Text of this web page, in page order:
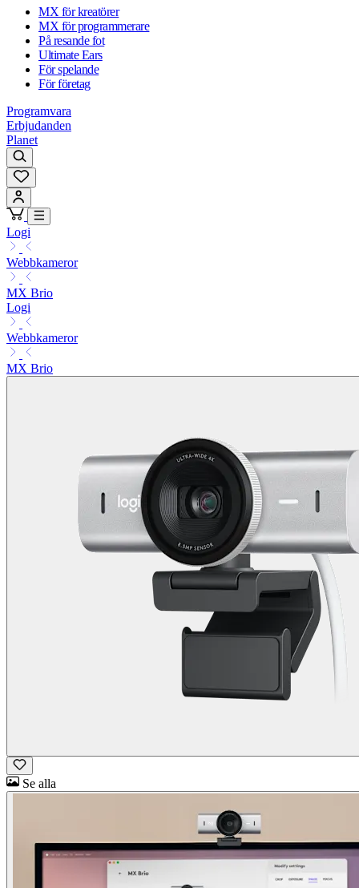
MX för kreatörer
MX för programmerare
På resande fot
Ultimate Ears
För spelande
För företag
Programvara
Erbjudanden
Planet
Logi
Webbkameror
MX Brio
Logi
Webbkameror
MX Brio
Se alla